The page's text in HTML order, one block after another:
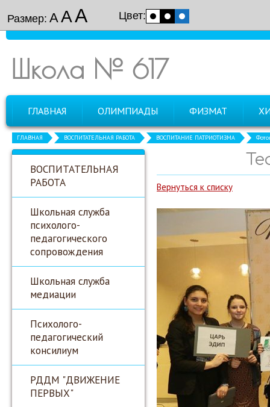
Размер: ААА Цвет:
Школа № 617
ГЛАВНАЯ ОЛИМПИАДЫ ФИЗМАТ
ГЛАВНАЯ ВОСПИТАТЕЛЬНАЯ РАБОТА ВОСПИТАНИЕ ПАТРИОТИЗМА
ВОСПИТАТЕЛЬНАЯ
РАБОТА
Школьная служба
психолого-
педагогического
сопровождения
Школьная служба
медиации
Психолого-
педагогический
консилиум
РДДМ "ДВИЖЕНИЕ
ПЕРВЫХ"
Вернуться к списку